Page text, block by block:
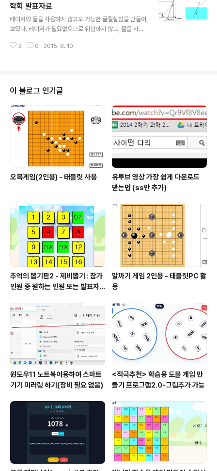
--------------------스마트폰에 찍어 놓은 사진을 색
의 삼원색(Cyan, Magenta, Yellow) 으로 자동으로 분
리해 준다. 앱은 아래 링크에서 다운 받을 수 있다. 또는 플
레이스토어에 가서 'sciencelove'로 검색하면 '사진CM
Y인쇄물' 앱을 찾을..
학회 발표자료
레이져와 물을 사용하지 않고도 가능한 굴절실험을 만들어
보았다. 레이저가 필요없으므로 위험하지 않고, 물을 사용
이용하여 본다는 것만을 이용해서 굴절 실험을 정성적으로
을 보면 수조통에 레이져를 비추어 매질이 다른 두 경계면
에서 굴절 실험을 하는 것이 일반적이었다. 그런데 레이져
와 수조통을 준비하다 보면 간단하게 교실에서 실험할 수
는 없고, 물을 담은 수조통과 향연기등이 필요하게 된다. 물
을 담아 놓았기 때문에 마음대로 이동..
3 0 2015. 8. 10.
이 블로그 인기글
오목게임(2인용) - 태블릿 사용
유투브 영상 가장 쉽게 다운로드
받는법 (ss만 추가)
추억의 뽑기판2 - 제비뽑기 : 참가
인원 중 원하는 인원 또는 발표자
알까기 게임 2인용 - 태블릿PC 활
용
윈도우11 노트북이용하여 스마트
기기 미러링 하기(장비 필요 없음)
<적극추천> 학습용 도블 게임 만
들기 프로그램2.0-그림추가 가능